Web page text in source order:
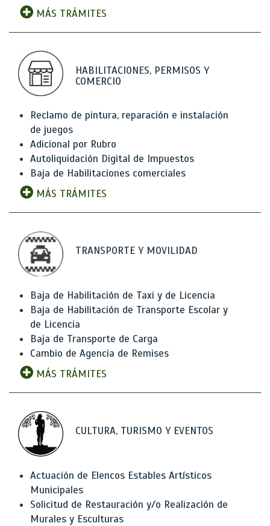
MÁS TRÁMITES
HABILITACIONES, PERMISOS Y
COMERCIO
Reclamo de pintura, reparación e instalación
de juegos
Adicional por Rubro
Autoliquidación Digital de Impuestos
Baja de Habilitaciones comerciales
MÁS TRÁMITES
TRANSPORTE Y MOVILIDAD
Baja de Habilitación de Taxi y de Licencia
Baja de Habilitación de Transporte Escolar y
de Licencia
Baja de Transporte de Carga
Cambio de Agencia de Remises
MÁS TRÁMITES
CULTURA, TURISMO Y EVENTOS
Actuación de Elencos Estables Artísticos
Municipales
Solicitud de Restauración y/o Realización de
Murales y Esculturas